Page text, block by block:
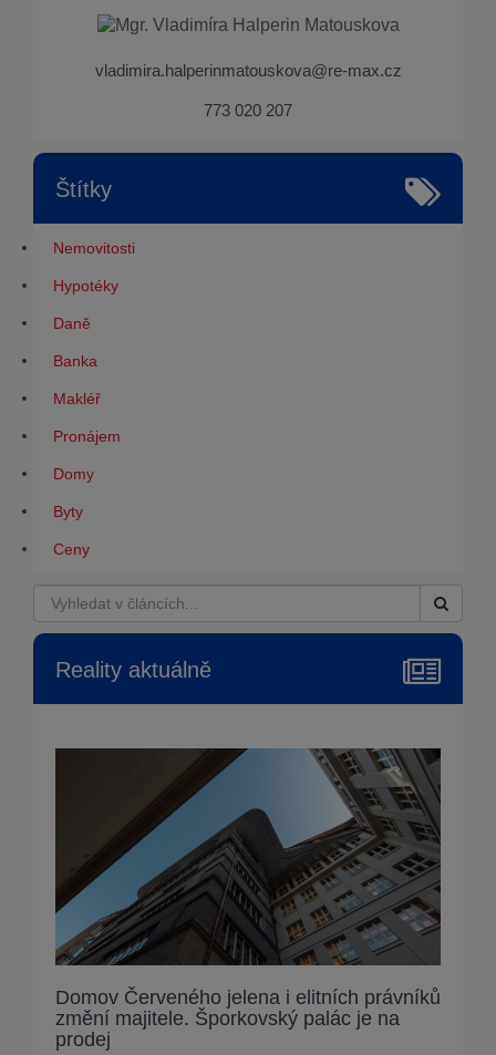
vladimira.halperinmatouskova@re-max.cz
773 020 207
Štítky
Nemovitosti
Hypotéky
Daně
Banka
Makléř
Pronájem
Domy
Byty
Ceny
Reality aktuálně
Domov Červeného jelena i elitních právníků
změní majitele. Šporkovský palác je na
prodej